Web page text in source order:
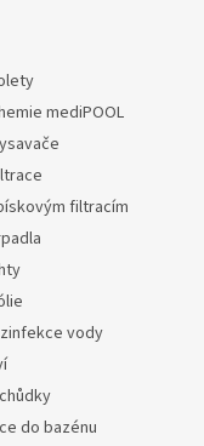
mediPOOL
filtracím
vody
do bazénu